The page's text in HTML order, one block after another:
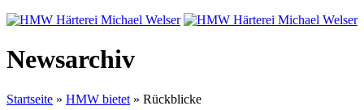
Newsarchiv
Startseite » HMW bietet » Rückblicke